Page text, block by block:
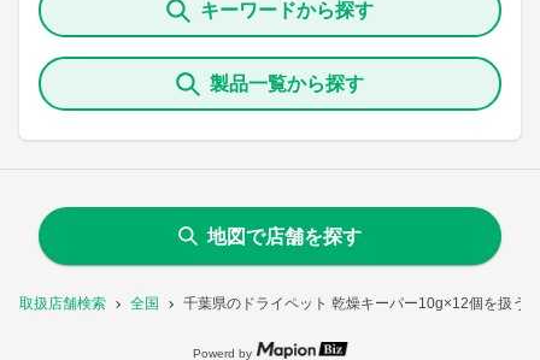
取扱店舗検索 全国 千葉県のドライペット 乾燥キーパー10g×12個を扱う
キーワードから探す
製品一覧から探す
地図で店舗を探す
Powerd by